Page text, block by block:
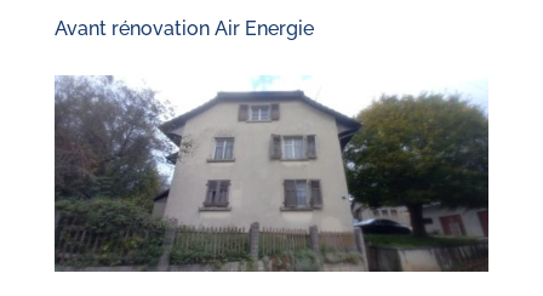
Avant rénovation Air Energie